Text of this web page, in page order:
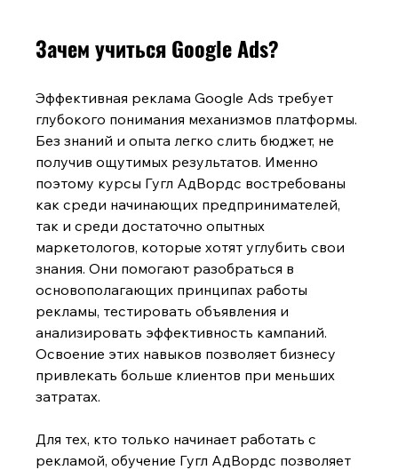
Зачем учиться Google Ads?
Эффективная реклама Google Ads требует
глубокого понимания механизмов платформы.
Без знаний и опыта легко слить бюджет, не
получив ощутимых результатов. Именно
поэтому курсы Гугл АдВордс востребованы
как среди начинающих предпринимателей,
так и среди достаточно опытных
маркетологов, которые хотят углубить свои
знания. Они помогают разобраться в
основополагающих принципах работы
рекламы, тестировать объявления и
анализировать эффективность кампаний.
Освоение этих навыков позволяет бизнесу
привлекать больше клиентов при меньших
затратах.
Для тех, кто только начинает работать с
рекламой, обучение Гугл АдВордс позволяет